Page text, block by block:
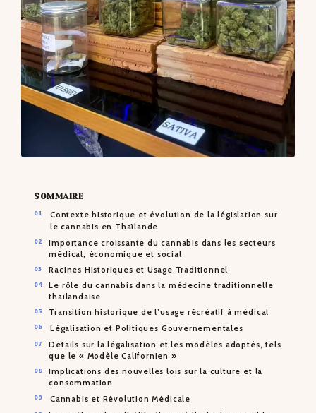
SOMMAIRE
Contexte historique et évolution de la législation sur
le cannabis en Thaïlande
Importance croissante du cannabis dans les secteurs
médical, économique et social
Racines Historiques et Usage Traditionnel
Le rôle du cannabis dans la médecine traditionnelle
thaïlandaise
Transition historique de l’usage récréatif à médical
Légalisation et Politiques Gouvernementales
Détails sur la légalisation et les modèles adoptés, tels
que le « Modèle Californien »
Implications des nouvelles lois sur la culture et la
consommation
Cannabis et Révolution Médicale